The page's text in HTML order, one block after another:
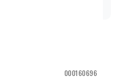
000160696